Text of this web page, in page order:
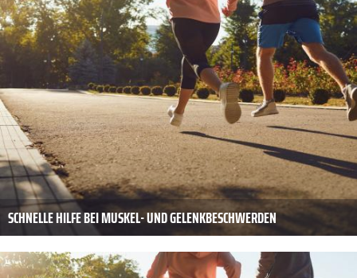
SCHNELLE HILFE BEI MUSKEL- UND GELENKBESCHWERDEN